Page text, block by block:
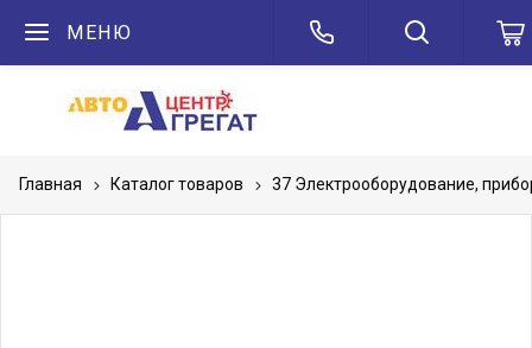
МЕНЮ
Главная Каталог товаров 37 Электрооборудование,